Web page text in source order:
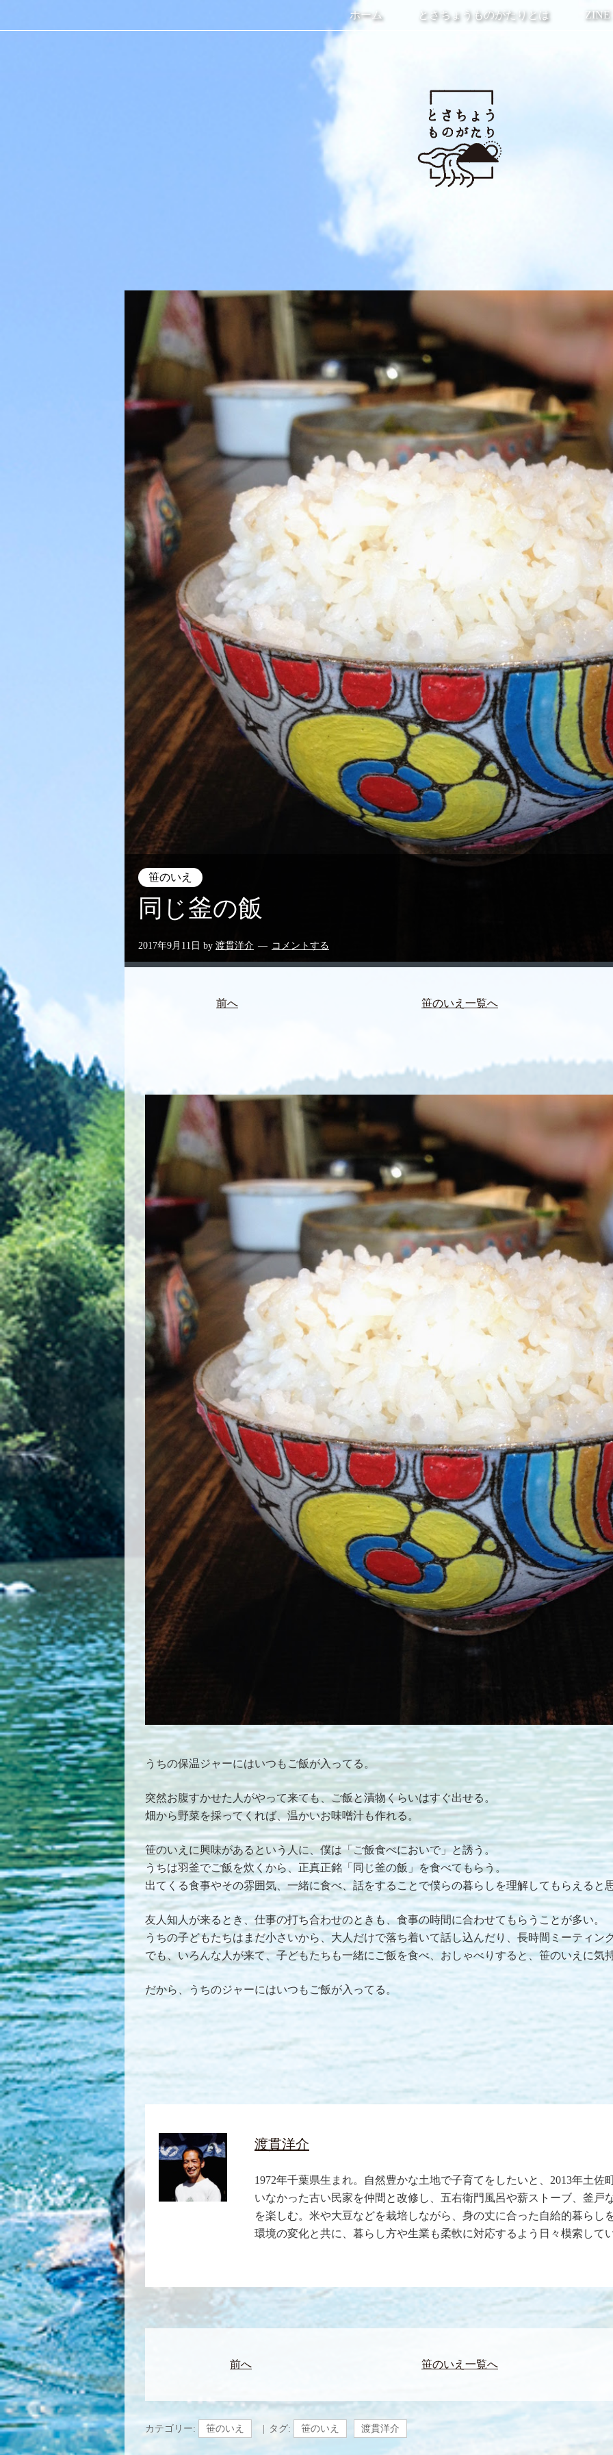
ホーム とさちょうものがたりとは ZINE
笹のいえ
同じ釜の飯
2017年9月11日 by 渡貫洋介 コメントする
前へ 笹のいえ一覧へ
うちの保温ジャーにはいつもご飯が入ってる。
突然お腹すかせた人がやって来ても、ご飯と漬物くらいはすぐ出せる。
畑から野菜を採ってくれば、温かいお味噌汁も作れる。
笹のいえに興味があるという人に、僕は「ご飯食べにおいで」と誘う。
うちは羽釜でご飯を炊くから、正真正銘「同じ釜の飯」を食べてもらう。
出てくる食事やその雰囲気、一緒に食べ、話をすることで僕らの暮らしを理解してもらえると
友人知人が来るとき、仕事の打ち合わせのときも、食事の時間に合わせてもらうことが多い。
うちの子どもたちはまだ小さいから、大人だけで落ち着いて話し込んだり、長時間ミーティン
でも、いろんな人が来て、子どもたちも一緒にご飯を食べ、おしゃべりすると、笹のいえに気
だから、うちのジャーにはいつもご飯が入ってる。
渡貫洋介
1972年千葉県生まれ。自然豊かな土地で子育てをしたいと、2013年土佐
いなかった古い民家を仲間と改修し、五右衛門風呂や薪ストーブ、釜戸
を楽しむ。米や大豆などを栽培しながら、身の丈に合った自給的暮らし
環境の変化と共に、暮らし方や生業も柔軟に対応するよう日々模索して
前へ 笹のいえ一覧へ
カテゴリー: 笹のいえ タグ: 笹のいえ 渡貫洋介